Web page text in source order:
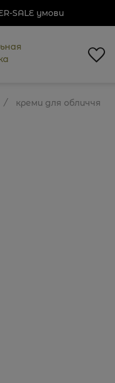
SALE умови
креми для обличчя